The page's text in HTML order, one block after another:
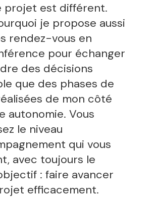
projet est différent.
je propose aussi
rendez-vous en
pour échanger
des décisions
que des phases de
de mon côté
autonomie. Vous
le niveau
qui vous
avec toujours le
: faire avancer
efficacement.